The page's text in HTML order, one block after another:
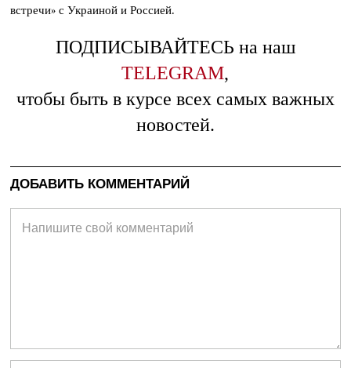
встречи» с Украиной и Россией.
ПОДПИСЫВАЙТЕСЬ на наш
TELEGRAM,
чтобы быть в курсе всех самых важных
новостей.
ДОБАВИТЬ КОММЕНТАРИЙ